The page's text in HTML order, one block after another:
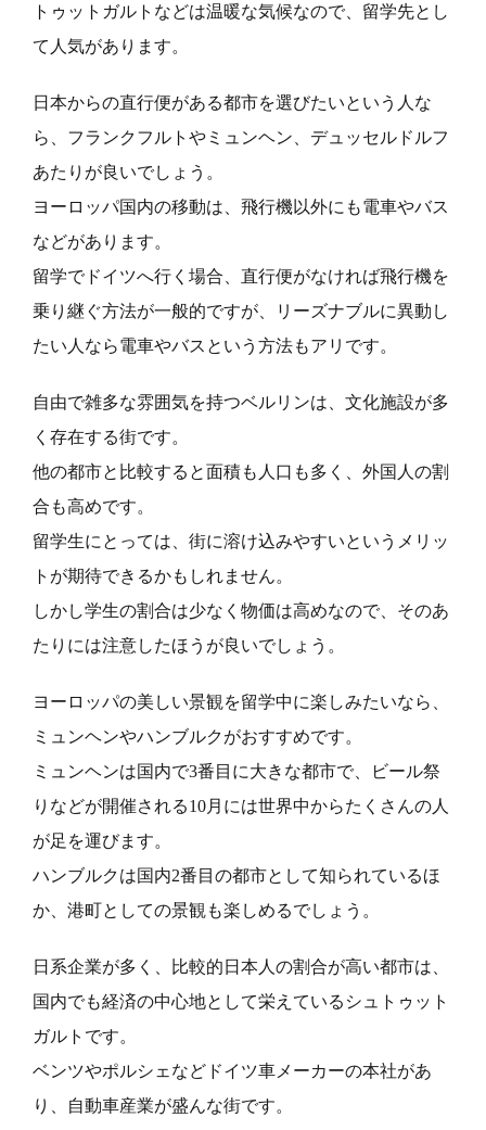
トゥットガルトなどは温暖な気候なので、留学先とし
て人気があります。
日本からの直行便がある都市を選びたいという人な
ら、フランクフルトやミュンヘン、デュッセルドルフ
あたりが良いでしょう。
ヨーロッパ国内の移動は、飛行機以外にも電車やバス
などがあります。
留学でドイツへ行く場合、直行便がなければ飛行機を
乗り継ぐ方法が一般的ですが、リーズナブルに異動し
たい人なら電車やバスという方法もアリです。
自由で雑多な雰囲気を持つベルリンは、文化施設が多
く存在する街です。
他の都市と比較すると面積も人口も多く、外国人の割
合も高めです。
留学生にとっては、街に溶け込みやすいというメリッ
トが期待できるかもしれません。
しかし学生の割合は少なく物価は高めなので、そのあ
たりには注意したほうが良いでしょう。
ヨーロッパの美しい景観を留学中に楽しみたいなら、
ミュンヘンやハンブルクがおすすめです。
ミュンヘンは国内で3番目に大きな都市で、ビール祭
りなどが開催される10月には世界中からたくさんの人
が足を運びます。
ハンブルクは国内2番目の都市として知られているほ
か、港町としての景観も楽しめるでしょう。
日系企業が多く、比較的日本人の割合が高い都市は、
国内でも経済の中心地として栄えているシュトゥット
ガルトです。
ベンツやポルシェなどドイツ車メーカーの本社があ
り、自動車産業が盛んな街です。